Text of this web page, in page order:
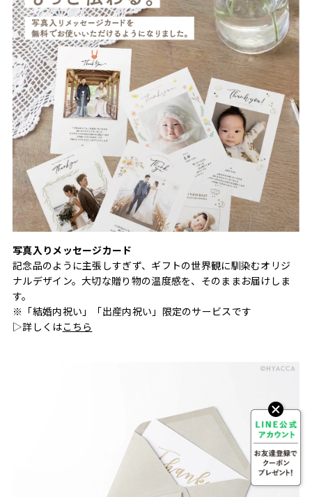
写真入りメッセージカード
記念品のように主張しすぎず、ギフトの世界観に馴染むオリジ
ナルデザイン。大切な贈り物の温度感を、そのままお届けしま
す。
※「結婚内祝い」「出産内祝い」限定のサービスです
▷詳しくはこちら